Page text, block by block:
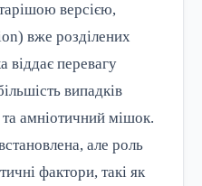
версією,
вже розділених
віддає перевагу
випадків
амніотичний мішок.
але роль
фактори, такі як